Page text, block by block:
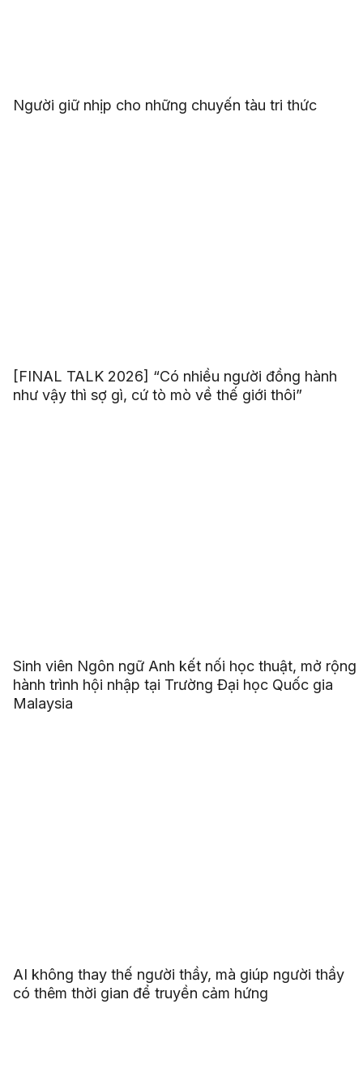
Người giữ nhịp cho những chuyến tàu tri thức
[FINAL TALK 2026] “Có nhiều người đồng hành
như vậy thì sợ gì, cứ tò mò về thế giới thôi”
Sinh viên Ngôn ngữ Anh kết nối học thuật, mở rộng
hành trình hội nhập tại Trường Đại học Quốc gia
Malaysia
AI không thay thế người thầy, mà giúp người thầy
có thêm thời gian để truyền cảm hứng